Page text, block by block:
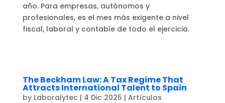
año. Para empresas, autónomos y
profesionales, es el mes más exigente a nivel
fiscal, laboral y contable de todo el ejercicio.
The Beckham Law: A Tax Regime That
Attracts International Talent to Spain
by Laboralytec | 4 Dic 2025 | Artículos